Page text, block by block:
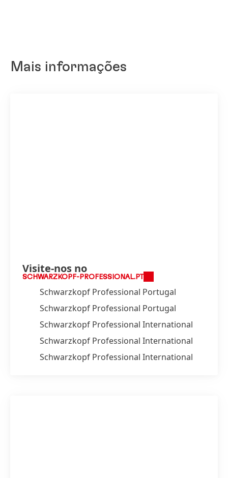
Mais informações
Visite-nos no
SCHWARZKOPF-PROFESSIONAL.PT
Schwarzkopf Professional Portugal
Schwarzkopf Professional Portugal
Schwarzkopf Professional International
Schwarzkopf Professional International
Schwarzkopf Professional International